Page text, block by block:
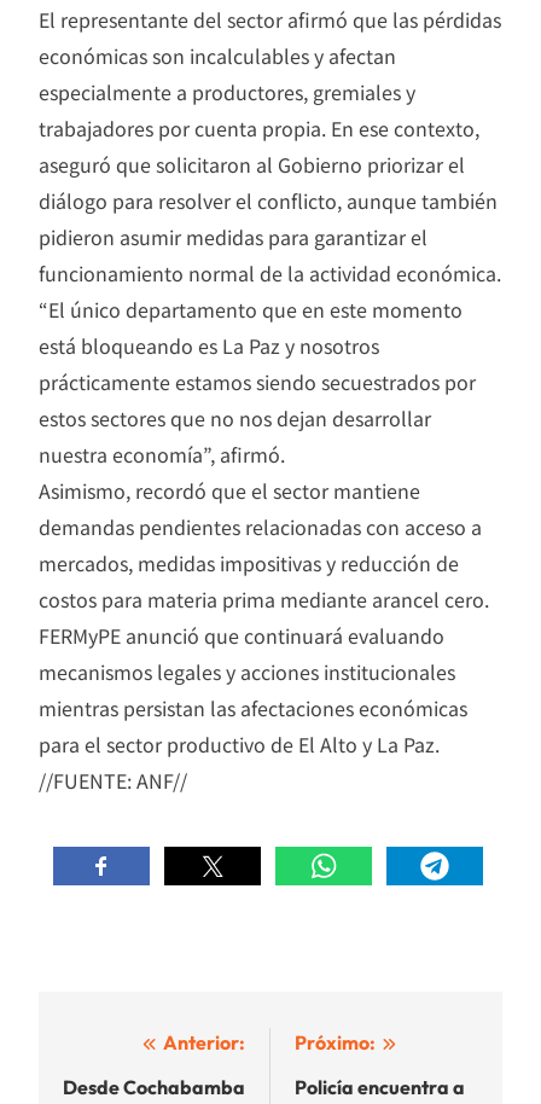
El representante del sector afirmó que las pérdidas
económicas son incalculables y afectan
especialmente a productores, gremiales y
trabajadores por cuenta propia. En ese contexto,
aseguró que solicitaron al Gobierno priorizar el
diálogo para resolver el conflicto, aunque también
pidieron asumir medidas para garantizar el
funcionamiento normal de la actividad económica.
“El único departamento que en este momento
está bloqueando es La Paz y nosotros
prácticamente estamos siendo secuestrados por
estos sectores que no nos dejan desarrollar
nuestra economía”, afirmó.
Asimismo, recordó que el sector mantiene
demandas pendientes relacionadas con acceso a
mercados, medidas impositivas y reducción de
costos para materia prima mediante arancel cero.
FERMyPE anunció que continuará evaluando
mecanismos legales y acciones institucionales
mientras persistan las afectaciones económicas
para el sector productivo de El Alto y La Paz.
//FUENTE: ANF//
Navegación
de
Anterior:
Desde Cochabamba
Próximo:
Policía encuentra a